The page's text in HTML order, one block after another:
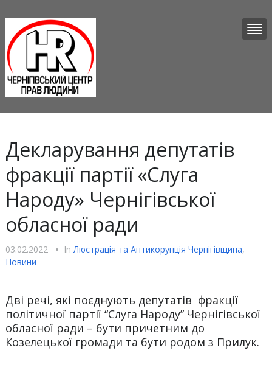
Декларування депутатів
фракції партії «Слуга
Народу» Чернігівської
обласної ради
03.02.2022 • InЛюстрацiя та Антикорупцiя Чернігівщина,
Новини
Дві речі, які поєднують депутатів фракції
політичної партії “Слуга Народу” Чернігівської
обласної ради – бути причетним до
Козелецької громади та бути родом з Прилук.